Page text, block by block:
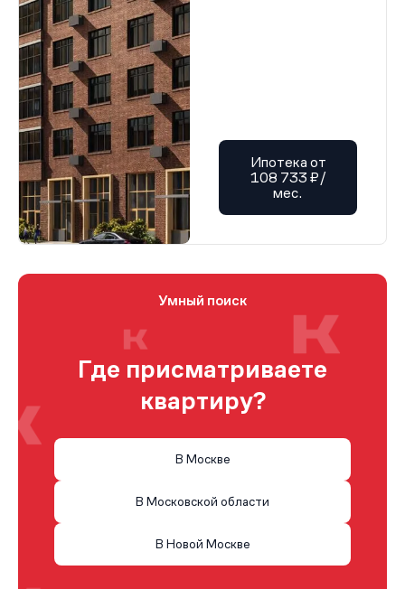
Ипотека от
108 733 ₽/
мес.
Умный поиск
Где присматриваете
квартиру?
В Москве
В Московской области
В Новой Москве